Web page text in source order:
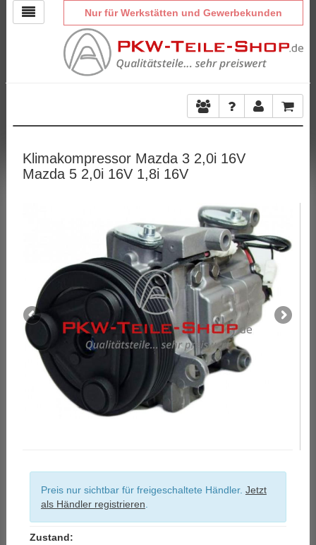
Nur für Werkstätten und Gewerbekunden
Klimakompressor Mazda 3 2,0i 16V
Mazda 5 2,0i 16V 1,8i 16V
Preis nur sichtbar für freigeschaltete Händler. Jetzt
als Händler registrieren.
Zustand: